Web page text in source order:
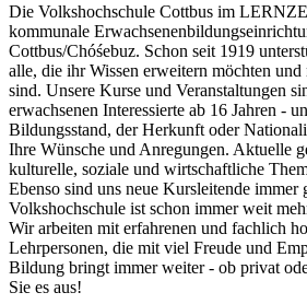
Die Volkshochschule Cottbus im
kommunale
Cottbus/Chóśebuz. Schon seit 1919
alle, die ihr Wissen erweitern möchten
sind. Unsere Kurse und Veranstaltungen
erwachsenen Interessierte ab 16 Jahren -
Bildungsstand, der Herkunft oder
Ihre Wünsche und Anregungen. Aktuelle
kulturelle, soziale und wirtschaftliche
Ebenso sind uns neue Kursleitende
Volkshochschule ist schon immer weit
Wir arbeiten mit erfahrenen und fachlich
Lehrpersonen, die mit viel Freude und
Bildung bringt immer weiter - ob privat
Sie es aus!